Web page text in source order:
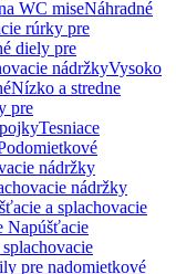
WC miseNáhradné
rúrky pre
diely pre
nádržkyVysoko
Nízko a stredne
pre
Tesniace
nádržky
nádržky
a splachovacie
Napúšťacie
pre nadomietkové